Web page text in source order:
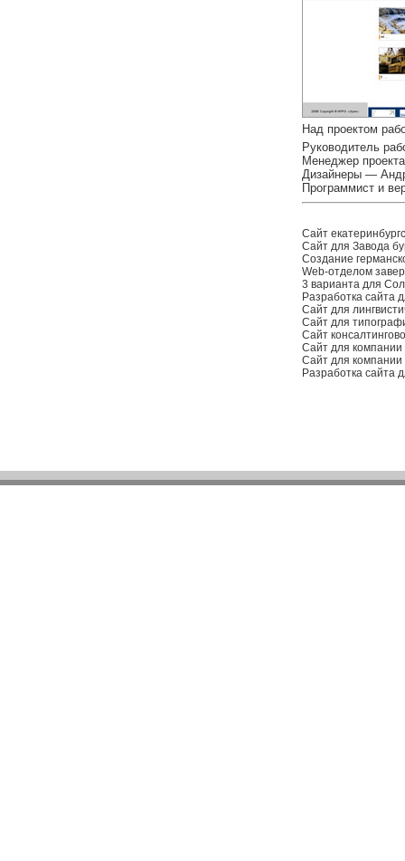
Над проектом
Руководитель
Менеджер
Дизайнеры —
Программист и
Сайт
Сайт для Завода
Создание
Web-отделом
3 варианта для
Разработка сайта
Сайт для
Сайт для
Сайт
Сайт для
Сайт для
Разработка сайта